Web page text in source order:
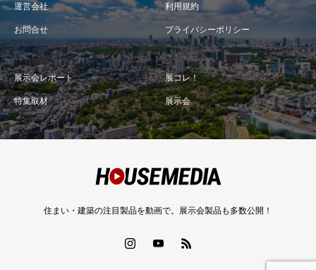
運営会社 利用規約
お問合せ プライバシーポリシー
展示会レポート 展コレ！
特集取材 展示会
住まい・建築の注目製品を動画で。展示会製品も多数公開！